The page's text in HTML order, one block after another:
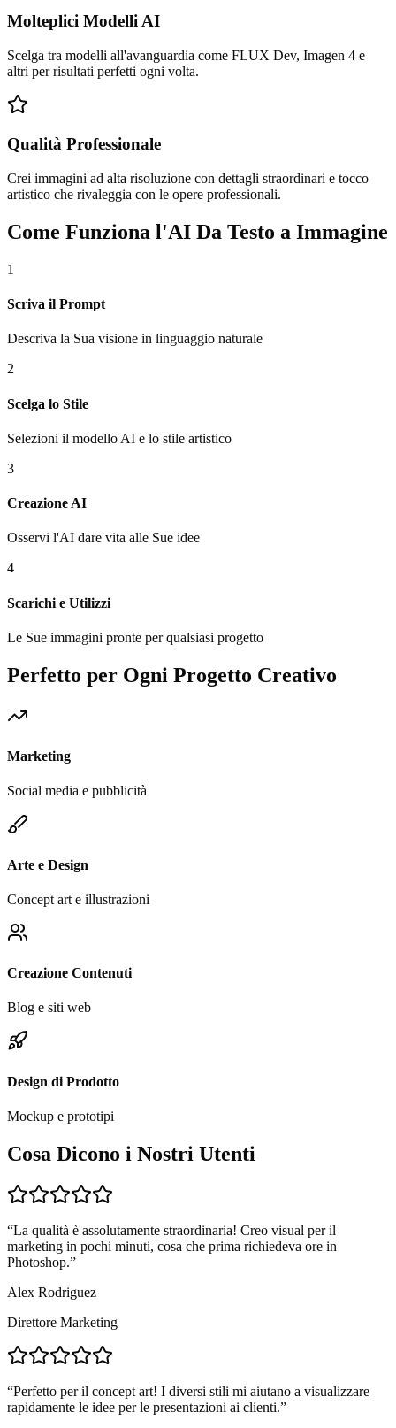
Molteplici Modelli AI
Scelga tra modelli all'avanguardia come FLUX Dev, Imagen 4 e
altri per risultati perfetti ogni volta.
Qualità Professionale
Crei immagini ad alta risoluzione con dettagli straordinari e tocco
artistico che rivaleggia con le opere professionali.
Come Funziona l'AI Da Testo a Immagine
1
Scriva il Prompt
Descriva la Sua visione in linguaggio naturale
2
Scelga lo Stile
Selezioni il modello AI e lo stile artistico
3
Creazione AI
Osservi l'AI dare vita alle Sue idee
4
Scarichi e Utilizzi
Le Sue immagini pronte per qualsiasi progetto
Perfetto per Ogni Progetto Creativo
Marketing
Social media e pubblicità
Arte e Design
Concept art e illustrazioni
Creazione Contenuti
Blog e siti web
Design di Prodotto
Mockup e prototipi
Cosa Dicono i Nostri Utenti
“La qualità è assolutamente straordinaria! Creo visual per il
marketing in pochi minuti, cosa che prima richiedeva ore in
Photoshop.”
Alex Rodriguez
Direttore Marketing
“Perfetto per il concept art! I diversi stili mi aiutano a visualizzare
rapidamente le idee per le presentazioni ai clienti.”